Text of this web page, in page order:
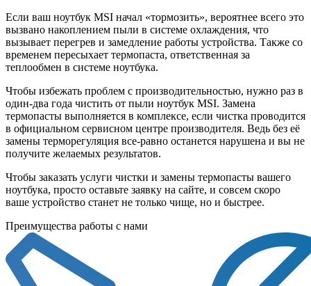
Если ваш ноутбук MSI начал «тормозить», вероятнее всего это
вызвано накоплением пыли в системе охлаждения, что
вызывает перегрев и замедление работы устройства. Также со
временем пересыхает термопаста, ответственная за
теплообмен в системе ноутбука.
Чтобы избежать проблем с производительностью, нужно раз в
один-два года чистить от пыли ноутбук MSI. Замена
термопасты выполняется в комплексе, если чистка проводится
в официальном сервисном центре производителя. Ведь без её
замены терморегуляция все-равно останется нарушена и вы не
получите желаемых результатов.
Чтобы заказать услуги чистки и замены термопасты вашего
ноутбука, просто оставьте заявку на сайте, и совсем скоро
ваше устройство станет не только чище, но и быстрее.
Преимущества работы с нами